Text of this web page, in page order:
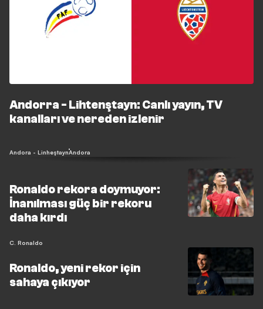
Andorra - Lihtenştayn: Canlı yayın, TV
kanalları ve nereden izlenir
Andora - LinheştaynAndora
Ronaldo rekora doymuyor:
İnanılması güç bir rekoru
daha kırdı
C. Ronaldo
Ronaldo, yeni rekor için
sahaya çıkıyor